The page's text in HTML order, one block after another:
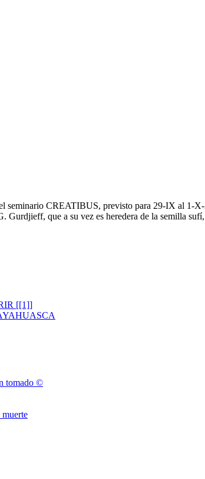
CREATIBUS, previsto para 29-IX al 1-X-
que a su vez es heredera de la semilla
[[1]]
tomado ©